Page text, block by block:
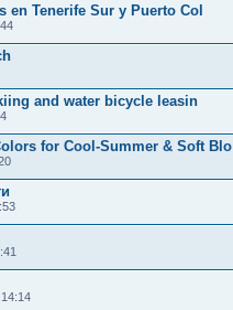
en Tenerife Sur y Puerto Col
and water bicycle leasin
for Cool-Summer & Soft Blo